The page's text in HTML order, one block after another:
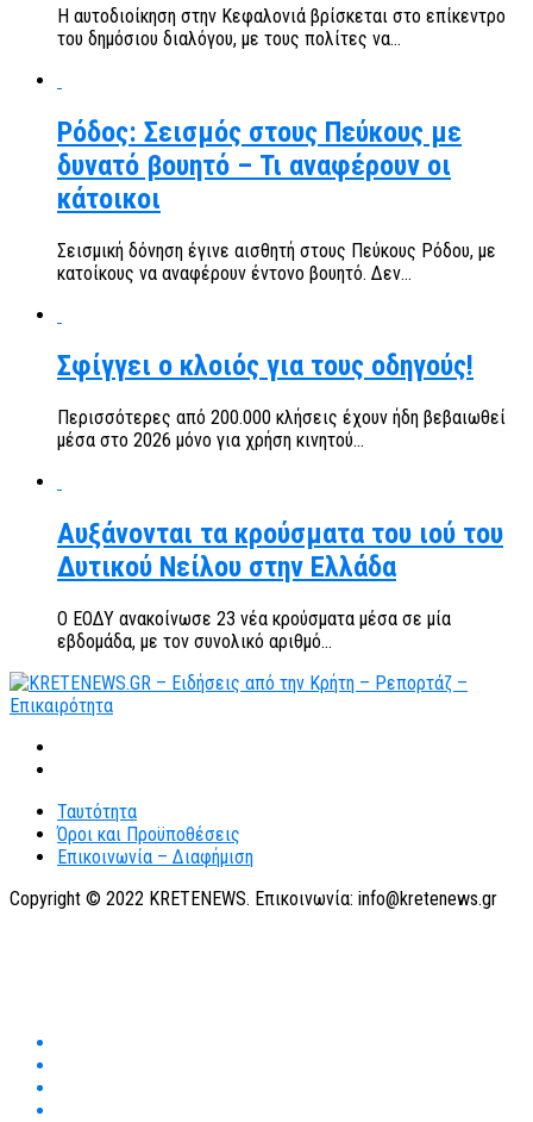
Η αυτοδιοίκηση στην Κεφαλονιά βρίσκεται στο επίκεντρο
του δημόσιου διαλόγου, με τους πολίτες να...
Ρόδος: Σεισμός στους Πεύκους με
δυνατό βουητό – Τι αναφέρουν οι
κάτοικοι
Σεισμική δόνηση έγινε αισθητή στους Πεύκους Ρόδου, με
κατοίκους να αναφέρουν έντονο βουητό. Δεν...
Σφίγγει ο κλοιός για τους οδηγούς!
Περισσότερες από 200.000 κλήσεις έχουν ήδη βεβαιωθεί
μέσα στο 2026 μόνο για χρήση κινητού...
Αυξάνονται τα κρούσματα του ιού του
Δυτικού Νείλου στην Ελλάδα
Ο ΕΟΔΥ ανακοίνωσε 23 νέα κρούσματα μέσα σε μία
εβδομάδα, με τον συνολικό αριθμό...
Ταυτότητα
Όροι και Προϋποθέσεις
Επικοινωνία – Διαφήμιση
Copyright © 2022 KRETENEWS. Επικοινωνία: info@kretenews.gr